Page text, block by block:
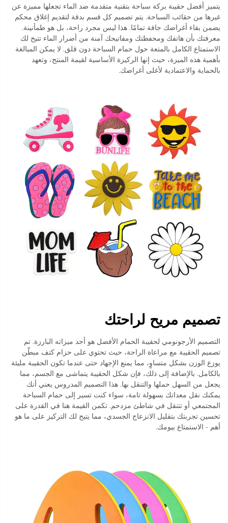
يتميز أفضل حقيبة بركة سباحة بتقنية متقدمة ضد الماء تجعلها مميزة عن
غيرها من حقائب السباحة. يتم تصميم كل قسم بدقة لتقديم إغلاق محكم
يضمن بقاء أغراضك جافة تمامًا. هذا ليس مجرد راحة، بل هو طمأنينة.
معرفتك بأن هاتفك ومحفظتك ومفاتيحك آمنة من أضرار الماء تتيح لك
الاستمتاع الكامل بالمتعة حول حمام السباحة دون قلق. لا يمكن المبالغة
بأهمية هذه الميزة، حيث إنها الركيزة الأساسية لقيمة المنتج، وتعهد
بالحماية والاعتمادية لأغلى أغراضك.
تصميم مريح لراحتك
التصميم الأرجونومي لحقيبة الحمام الأفضل هو أحد ميزاته البارزة. تم
تصميم الحقيبة مع مراعاة الراحة، حيث تحتوي على حزام كتف مبطّن
يوزع الوزن بشكل متساوٍ، مما يمنع الإجهاد حتى عندما تكون الحقيبة مليئة
بالكامل. بالإضافة إلى ذلك، فإن شكل الحقيبة يتماشى مع الجسم، مما
يجعل من السهل حملها والتنقل بها. هذا التصميم المدروس يعني أنك
يمكنك نقل معداتك بسهولة تامة، سواء كنت تسير إلى حمام السباحة
المجتمعي أو تتنقل في شاطئ مزدحم. تكمن القيمة هنا في القدرة على
تحسين تجربتك بتقليل الانزعاج الجسدي، مما يتيح لك التركيز على ما هو
أهم - الاستمتاع بيومك.